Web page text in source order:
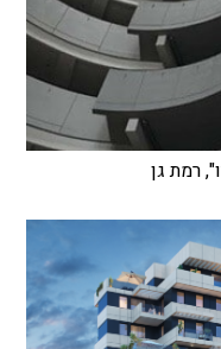
רמת גן